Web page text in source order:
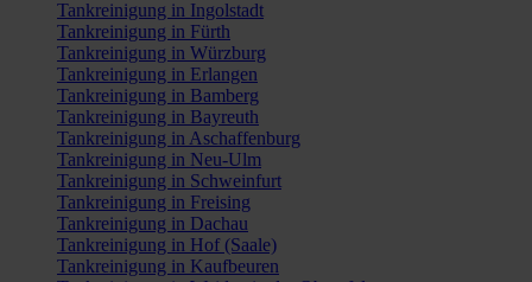
Tankreinigung in Ingolstadt
Tankreinigung in Fürth
Tankreinigung in Würzburg
Tankreinigung in Erlangen
Tankreinigung in Bamberg
Tankreinigung in Bayreuth
Tankreinigung in Aschaffenburg
Tankreinigung in Neu-Ulm
Tankreinigung in Schweinfurt
Tankreinigung in Freising
Tankreinigung in Dachau
Tankreinigung in Hof (Saale)
Tankreinigung in Kaufbeuren